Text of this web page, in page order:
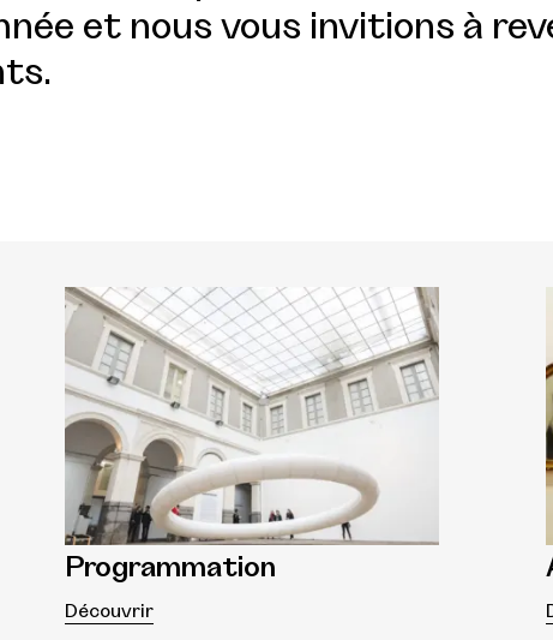
et nous vous invitions à
Programmation
Découvrir